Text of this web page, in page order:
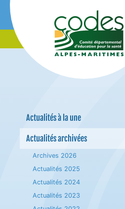
CoDES
Actualités à la une
Actualités archivées
Archives 2026
Actualités 2025
Actualités 2024
Actualités 2023